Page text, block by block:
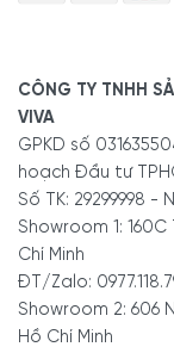
CÔNG TY TNHH
VIVA
GPKD số
hoạch Đầu tư
Số TK: 29299998 -
Showroom 1:
Chí Minh
ĐT/Zalo:
Showroom 2: 606
Hồ Chí Minh